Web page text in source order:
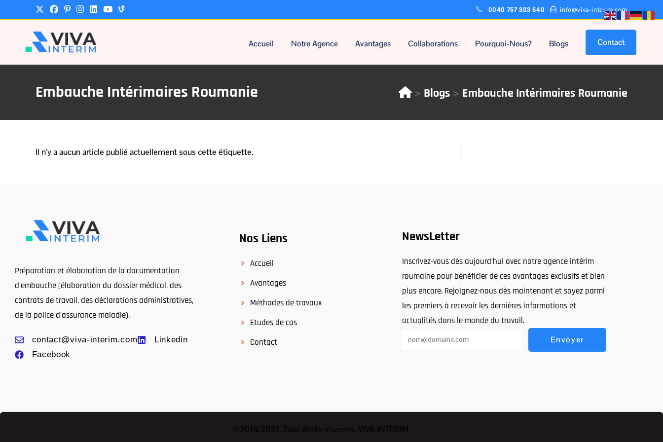
0040 757 303 640 info@viva-interim.com
Accueil Notre Agence Avantages Collaborations Pourquoi-Nous? Blogs Contact
Embauche Intérimaires Roumanie > Blogs > Embauche Intérimaires Roumanie
Il n’y a aucun article publié actuellement sous cette étiquette.
Préparation et élaboration de la documentation
d’embauche (élaboration du dossier médical, des
contrats de travail, des déclarations administratives,
de la police d’assurance maladie).
contact@viva-interim.com
Linkedin
Facebook
Nos Liens
Accueil
Avantages
Méthodes de travaux
Etudes de cas
Contact
NewsLetter
Inscrivez-vous dès aujourd’hui avec notre agence intérim
roumaine pour bénéficier de ces avantages exclusifs et bien
plus encore. Rejoignez-nous dès maintenant et soyez parmi
les premiers à recevoir les dernières informations et
actualités dans le monde du travail.
Envoyer
©2014/2021 .Tous droits réservés. VIVA INTERIM